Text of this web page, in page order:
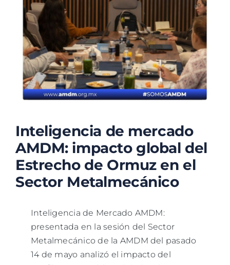
TALLERES
BLOG
Inteligencia de mercado
AMDM: impacto global del
Estrecho de Ormuz en el
Sector Metalmecánico
Inteligencia de Mercado AMDM:
presentada en la sesión del Sector
Metalmecánico de la AMDM del pasado
14 de mayo analizó el impacto del